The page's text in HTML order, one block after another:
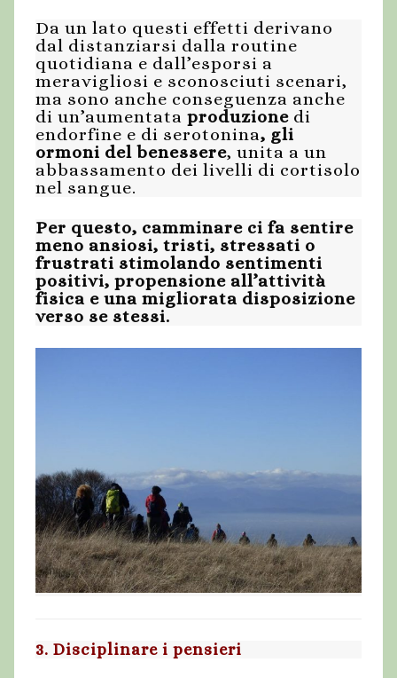
Da un lato questi effetti derivano
dal distanziarsi dalla routine
quotidiana e dall’esporsi a
meravigliosi e sconosciuti scenari,
ma sono anche conseguenza anche
di un’aumentata produzione di
endorfine e di serotonina, gli
ormoni del benessere, unita a un
abbassamento dei livelli di cortisolo
nel sangue.
Per questo, camminare ci fa sentire
meno ansiosi, tristi, stressati o
frustrati stimolando sentimenti
positivi, propensione all’attività
fisica e una migliorata disposizione
verso se stessi.
3. Disciplinare i pensieri